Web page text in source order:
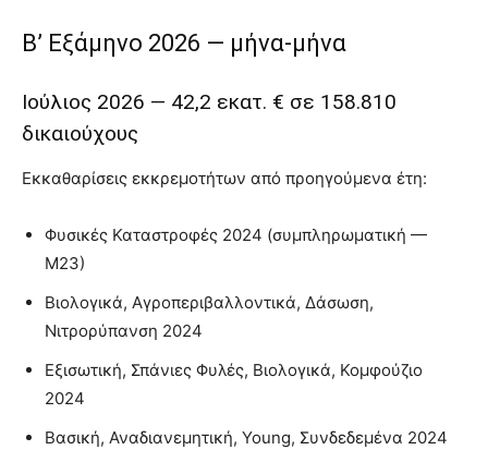
Β’ Εξάμηνο 2026 — μήνα-μήνα
Ιούλιος 2026 — 42,2 εκατ. € σε 158.810
δικαιούχους
Εκκαθαρίσεις εκκρεμοτήτων από προηγούμενα έτη:
Φυσικές Καταστροφές 2024 (συμπληρωματική —
Μ23)
Βιολογικά, Αγροπεριβαλλοντικά, Δάσωση,
Νιτρορύπανση 2024
Εξισωτική, Σπάνιες Φυλές, Βιολογικά, Κομφούζιο
2024
Βασική, Αναδιανεμητική, Young, Συνδεδεμένα 2024